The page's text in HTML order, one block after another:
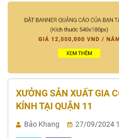
XƯỞNG SẢN XUẤT GIA
KÍNH TẠI QUẬN 11
Bảo Khang 27/09/2024